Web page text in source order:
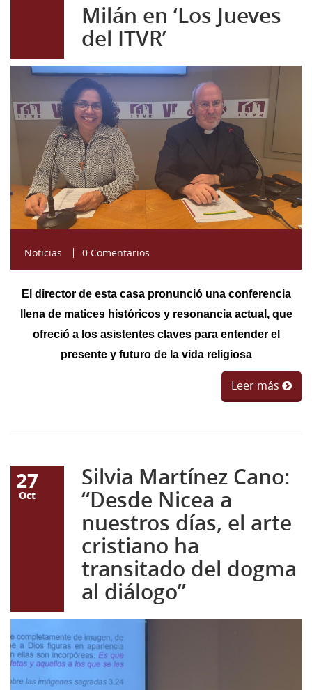
Milán en ‘Los Jueves
del ITVR’
ANTONIO Y LAURA.jpg
Noticias 0 Comentarios
El director de esta casa pronunció una conferencia
llena de matices históricos y resonancia actual, que
ofreció a los asistentes claves para entender el
presente y futuro de la vida religiosa
Leer más
27
Oct
Silvia Martínez Cano:
“Desde Nicea a
nuestros días, el arte
cristiano ha
transitado del dogma
al diálogo”
Silvia.jpg